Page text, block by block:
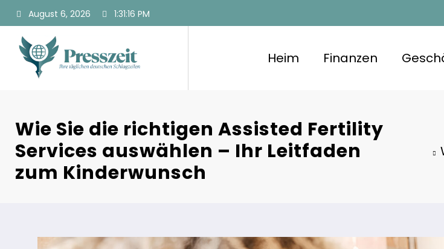
springen
August 6, 2026 1:31:17 PM
Heim Finanzen
Wie Sie die richtigen Assisted Fertility
Services auswählen – Ihr Leitfaden
zum Kinderwunsch